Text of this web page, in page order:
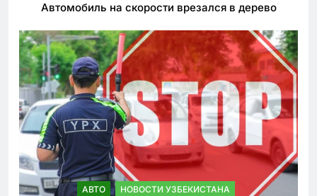
Автомобиль на скорости врезался в дерево
АВТО НОВОСТИ УЗБЕКИСТАНА